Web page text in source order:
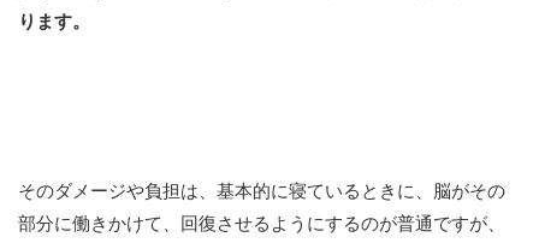
ります。
そのダメージや負担は、基本的に寝ているときに、脳がその
部分に働きかけて、回復させるようにするのが普通ですが、